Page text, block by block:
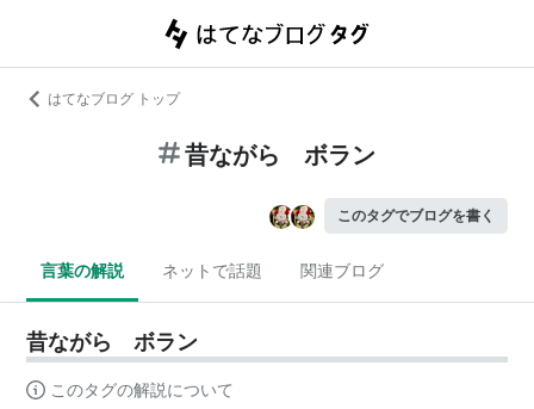
はてなブログ トップ
昔ながら ボラン
このタグでブログを書く
言葉の解説 ネットで話題 関連ブログ
昔ながら ボラン
このタグの解説について